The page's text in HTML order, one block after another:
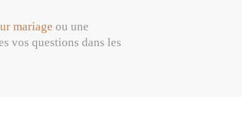
mariage ou une
vos questions dans les